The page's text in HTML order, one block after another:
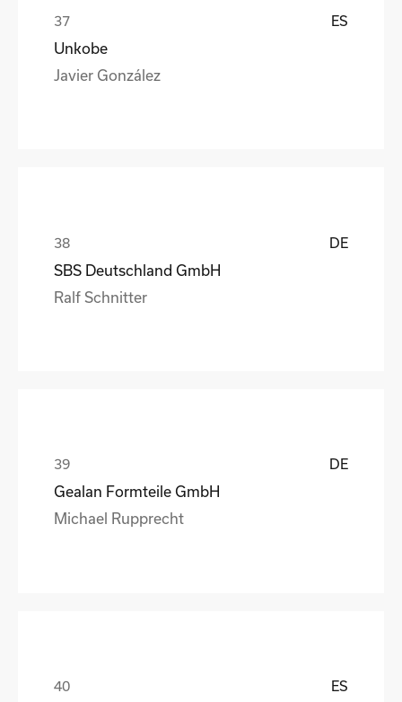
ES
Unkobe
Javier González
DE
SBS Deutschland GmbH
Ralf Schnitter
DE
Gealan Formteile GmbH
Michael Rupprecht
ES